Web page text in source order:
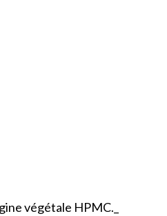
végétale HPMC._